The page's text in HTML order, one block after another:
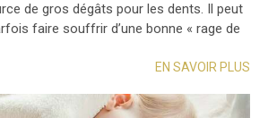
de gros dégâts pour les dents. Il peut
faire souffrir d’une bonne « rage de
EN SAVOIR PLUS